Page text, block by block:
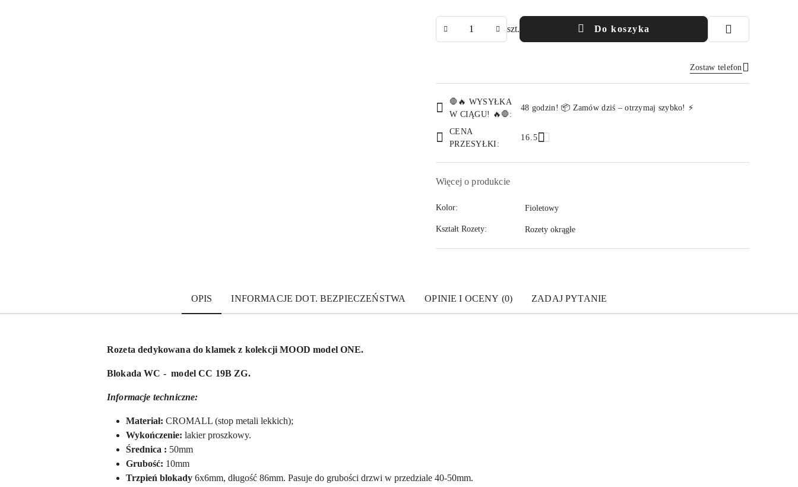
szt. Do koszyka
Zostaw telefon
Wyślij
i
dostawa
🛑🔥 WYSYŁKA
W CIĄGU! 🔥🛑:
48 godzin! 📦 Zamów dziś – otrzymaj szybko! ⚡
CENA
PRZESYŁKI:
16.5
Więcej o produkcie
Kolor: Fioletowy
Kształt Rozety: Rozety okrągłe
OPIS INFORMACJE DOT. BEZPIECZEŃSTWA OPINIE I OCENY (0) ZADAJ PYTANIE
Rozeta dedykowana do klamek z kolekcji MOOD model ONE.
Blokada WC - model CC 19B ZG.
Informacje techniczne:
Materiał: CROMALL (stop metali lekkich);
Wykończenie: lakier proszkowy.
Średnica : 50mm
Grubość: 10mm
Trzpień blokady 6x6mm, długość 86mm. Pasuje do grubości drzwi w przedziale 40-50mm.